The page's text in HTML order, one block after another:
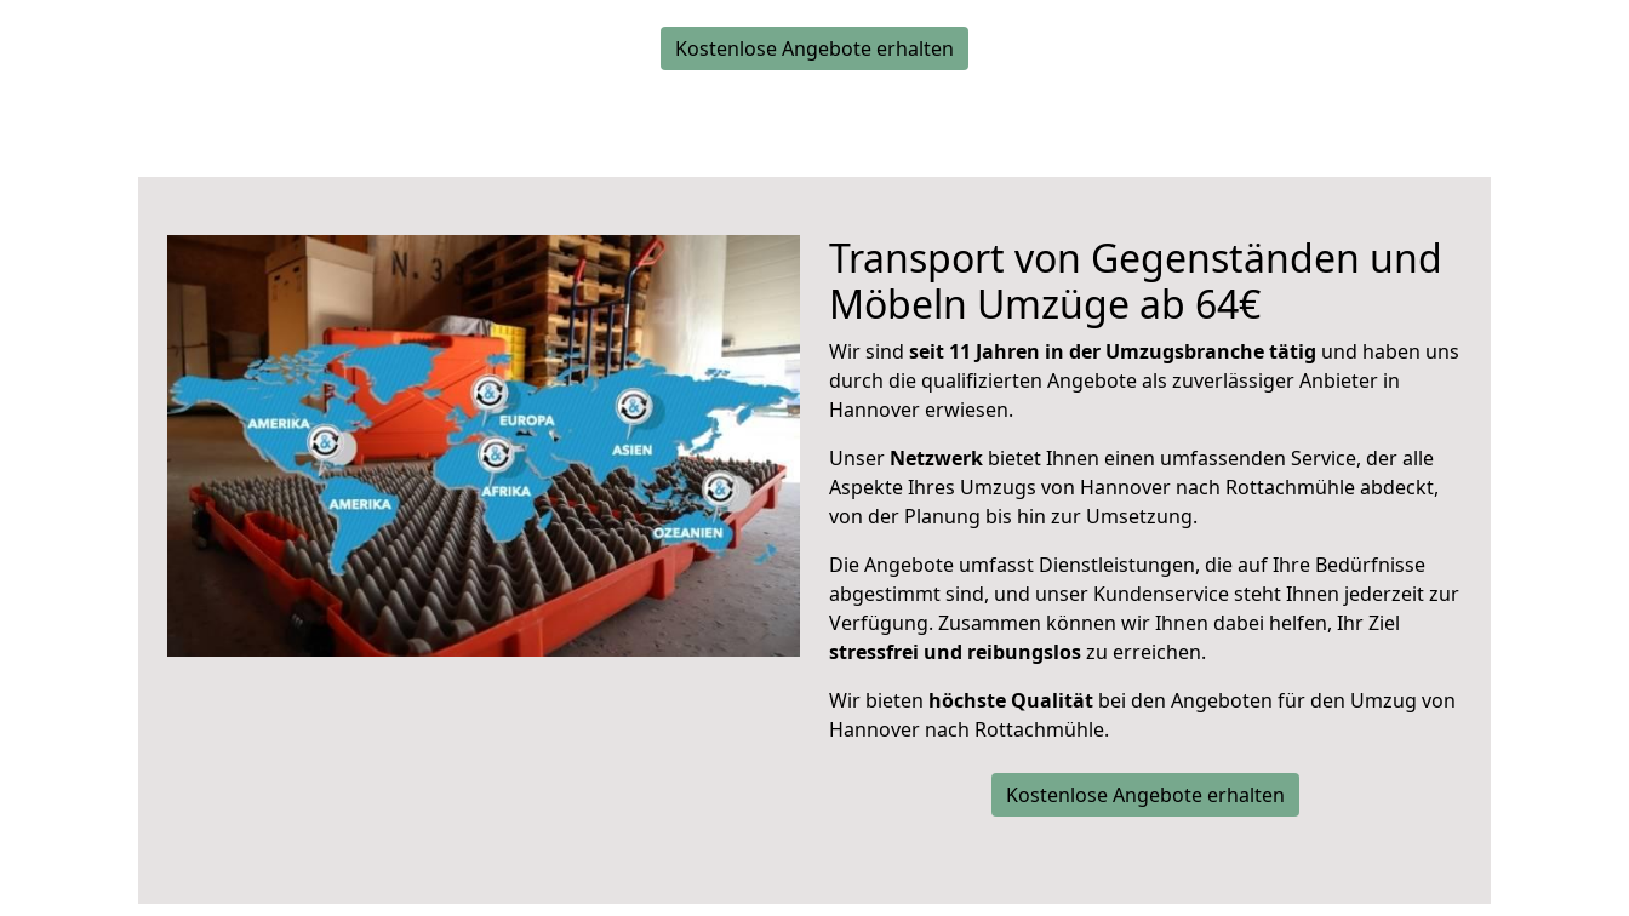
Kostenlose Angebote erhalten
Transport von Gegenständen und
Möbeln Umzüge ab 64€
Wir sind seit 11 Jahren in der Umzugsbranche tätig und haben uns
durch die qualifizierten Angebote als zuverlässiger Anbieter in
Hannover erwiesen.
Unser Netzwerk bietet Ihnen einen umfassenden Service, der alle
Aspekte Ihres Umzugs von Hannover nach Rottachmühle abdeckt,
von der Planung bis hin zur Umsetzung.
Die Angebote umfasst Dienstleistungen, die auf Ihre Bedürfnisse
abgestimmt sind, und unser Kundenservice steht Ihnen jederzeit zur
Verfügung. Zusammen können wir Ihnen dabei helfen, Ihr Ziel
stressfrei und reibungsloszu erreichen.
Wir bieten höchste Qualität bei den Angeboten für den Umzug von
Hannover nach Rottachmühle.
Kostenlose Angebote erhalten